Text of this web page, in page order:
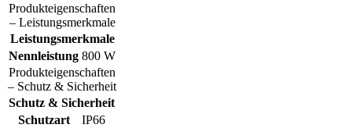
Produkteigenschaften
– Leistungsmerkmale
Leistungsmerkmale
Nennleistung 800 W
Produkteigenschaften
– Schutz & Sicherheit
Schutz & Sicherheit
Schutzart
IP66